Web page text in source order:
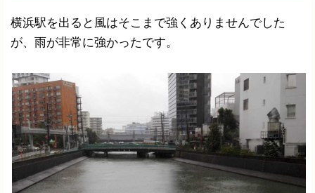
横浜駅を出ると風はそこまで強くありませんでした
が、雨が非常に強かったです。